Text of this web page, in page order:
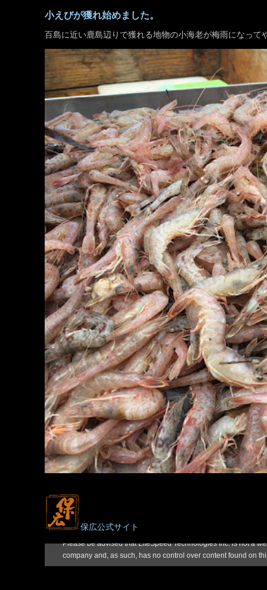
小えびが獲れ始めました。
百島に近い鹿島辺りで獲れる地物の小海老が梅雨になって
保広公式サイト